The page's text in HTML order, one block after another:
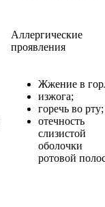
Аллергические
проявления
Жжение в
изжога;
горечь во рту;
отечность
слизистой
оболочки
ротовой